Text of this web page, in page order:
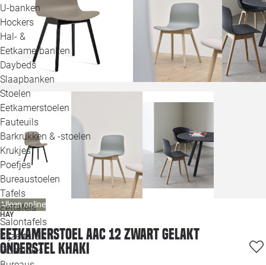
U-banken
Hockers
Hal- &
Eetkamerbanken
Daybeds
Slaapbanken
Stoelen
Eetkamerstoelen
Fauteuils
Barkrukken & -stoelen
Krukjes
Poefjes
Bureaustoelen
Tafels
Eettafels
Salontafels
Bijzettafels
Sidetables
Alleen online
HAY
Eetkamerstoel AAC 12 zwart gelakt
onderstel khaki